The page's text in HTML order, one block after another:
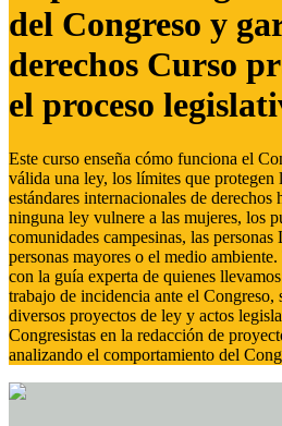
del Congreso y
derechos Curso
el proceso
Este curso enseña cómo funciona el
válida una ley, los límites que
estándares internacionales de derechos
ninguna ley vulnere a las mujeres, los
comunidades campesinas, las
personas mayores o el medio
con la guía experta de quienes
trabajo de incidencia ante el Congreso,
diversos proyectos de ley y actos
Congresistas en la redacción de
analizando el comportamiento del